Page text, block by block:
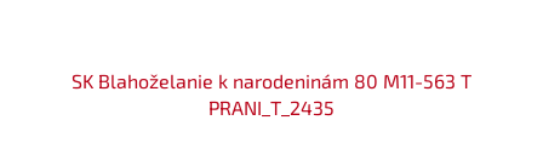
SK Blahoželanie k narodeninám 80 M11-563 T
PRANI_T_2435